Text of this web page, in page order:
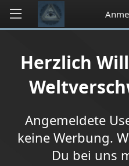
Herzlich
Angemeldete
keine Werbung.
Du bei uns